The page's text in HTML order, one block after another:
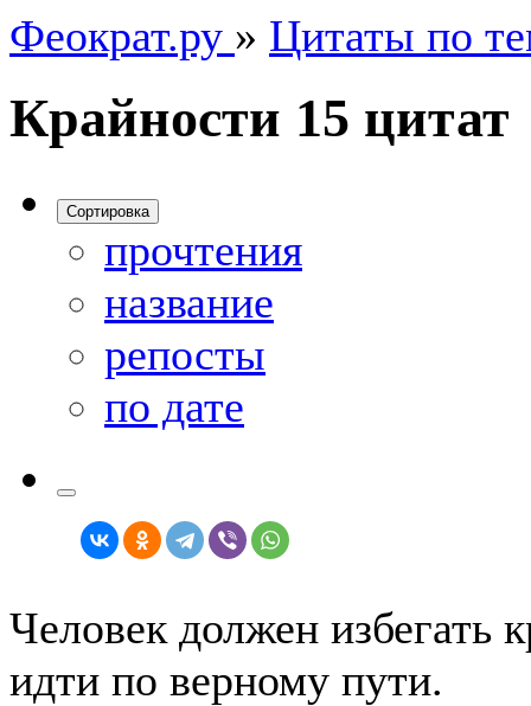
Феократ.ру » Цитаты по
Крайности 15 цитат
Сортировка
прочтения
название
репосты
по дате
Человек должен избегать
идти по верному пути.